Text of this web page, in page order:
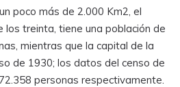
poco más de 2.000 Km2, el
los treinta, tiene una población de
mientras que la capital de la
de 1930; los datos del censo de
personas respectivamente.